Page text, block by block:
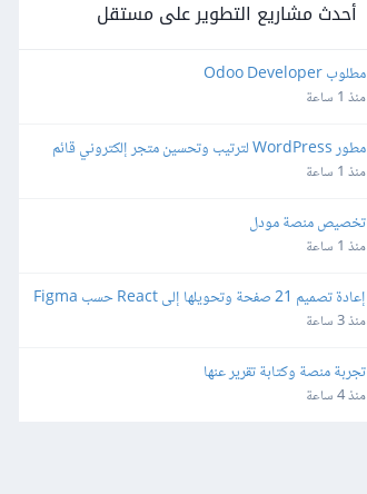
أحدث مشاريع التطوير على مستقل
مطلوب Odoo Developer
منذ 1 ساعة
مطور WordPress لترتيب وتحسين متجر إلكتروني قائم
منذ 1 ساعة
تخصيص منصة مودل
منذ 1 ساعة
إعادة تصميم 21 صفحة وتحويلها إلى React حسب Figma
منذ 3 ساعة
تجربة منصة وكتابة تقرير عنها
منذ 4 ساعة